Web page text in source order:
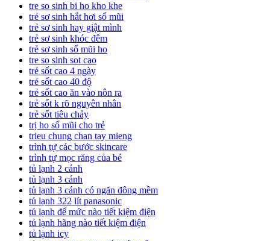
tre so sinh bi ho kho khe
trẻ sơ sinh hắt hơi sổ mũi
trẻ sơ sinh hay giật mình
trẻ sơ sinh khóc đêm
trẻ sơ sinh sổ mũi ho
tre so sinh sot cao
trẻ sốt cao 4 ngày
trẻ sốt cao 40 độ
trẻ sốt cao ăn vào nôn ra
trẻ sốt k rõ nguyên nhân
trẻ sốt tiêu chảy
trị ho sổ mũi cho trẻ
trieu chung chan tay mieng
trình tự các bước skincare
trình tự mọc răng của bé
tủ lạnh 2 cánh
tủ lạnh 3 cánh
tủ lạnh 3 cánh có ngăn đông mềm
tủ lạnh 322 lít panasonic
tủ lạnh để mức nào tiết kiệm điện
tủ lạnh hãng nào tiết kiệm điện
tủ lạnh icy